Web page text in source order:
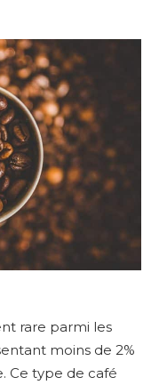
rare parmi les
moins de 2%
Ce type de café